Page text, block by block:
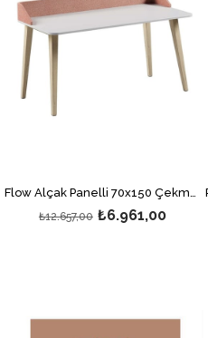
Flow Alçak Panelli 70x150 Çekmece Hediyeli
₺6.961,00
₺12.657,00